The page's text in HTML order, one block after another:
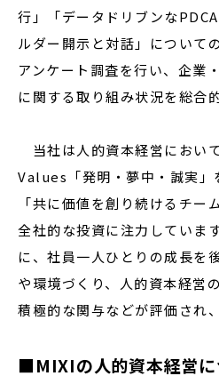
行」「データドリブンな
ルダー開示と対話」について
アンケート調査を行い、企業
に関する取り組み状況を総合
当社は人的資本経営におい
Values「発明・夢中・誠実」
「共に価値を創り続けるチー
全社的な投資に注力していま
に、社員一人ひとりの成長を
や環境づくり、人的資本経営
積極的な関与などが評価され
■MIXIの人的資本経営に